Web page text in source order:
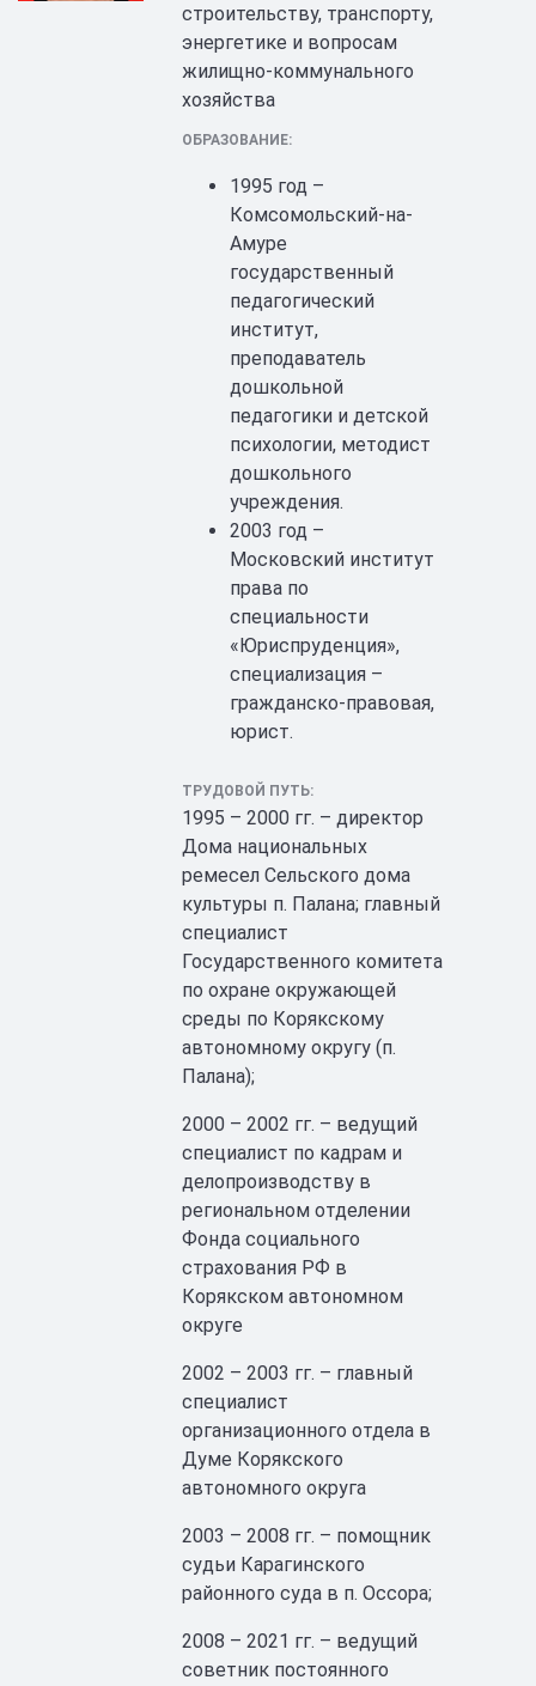
строительству, транспорту,
энергетике и вопросам
жилищно-коммунального
хозяйства
ОБРАЗОВАНИЕ:
1995 год –
Комсомольский-на-
Амуре
государственный
педагогический
институт,
преподаватель
дошкольной
педагогики и детской
психологии, методист
дошкольного
учреждения.
2003 год –
Московский институт
права по
специальности
«Юриспруденция»,
специализация –
гражданско-правовая,
юрист.
ТРУДОВОЙ ПУТЬ:
1995 – 2000 гг. – директор
Дома национальных
ремесел Сельского дома
культуры п. Палана; главный
специалист
Государственного комитета
по охране окружающей
среды по Корякскому
автономному округу (п.
Палана);
2000 – 2002 гг. – ведущий
специалист по кадрам и
делопроизводству в
региональном отделении
Фонда социального
страхования РФ в
Корякском автономном
округе
2002 – 2003 гг. – главный
специалист
организационного отдела в
Думе Корякского
автономного округа
2003 – 2008 гг. – помощник
судьи Карагинского
районного суда в п. Оссора;
2008 – 2021 гг. – ведущий
советник постоянного